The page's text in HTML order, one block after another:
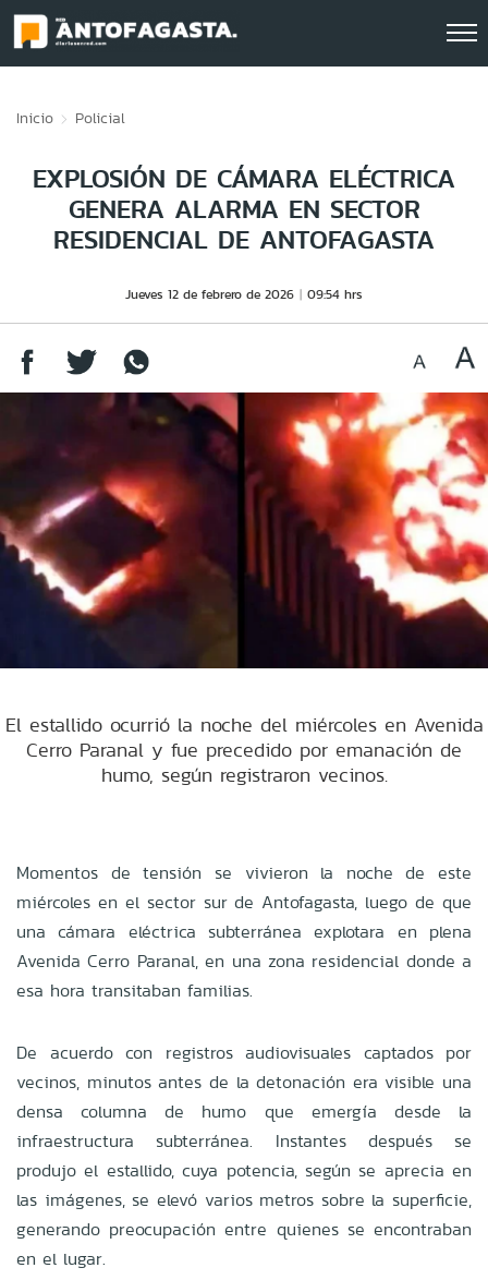
Inicio Policial
EXPLOSIÓN DE CÁMARA ELÉCTRICA
GENERA ALARMA EN SECTOR
RESIDENCIAL DE ANTOFAGASTA
Jueves 12 de febrero de 2026 09:54 hrs
El estallido ocurrió la noche del miércoles en Avenida
Cerro Paranal y fue precedido por emanación de
humo, según registraron vecinos.
Momentos de tensión se vivieron la noche de este
miércoles en el sector sur de Antofagasta, luego de que
una cámara eléctrica subterránea explotara en plena
Avenida Cerro Paranal, en una zona residencial donde a
esa hora transitaban familias.
De acuerdo con registros audiovisuales captados por
vecinos, minutos antes de la detonación era visible una
densa columna de humo que emergía desde la
infraestructura subterránea. Instantes después se
produjo el estallido, cuya potencia, según se aprecia en
las imágenes, se elevó varios metros sobre la superficie,
generando preocupación entre quienes se encontraban
en el lugar.